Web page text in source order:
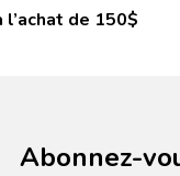
l’achat de 150$
Abonnez-